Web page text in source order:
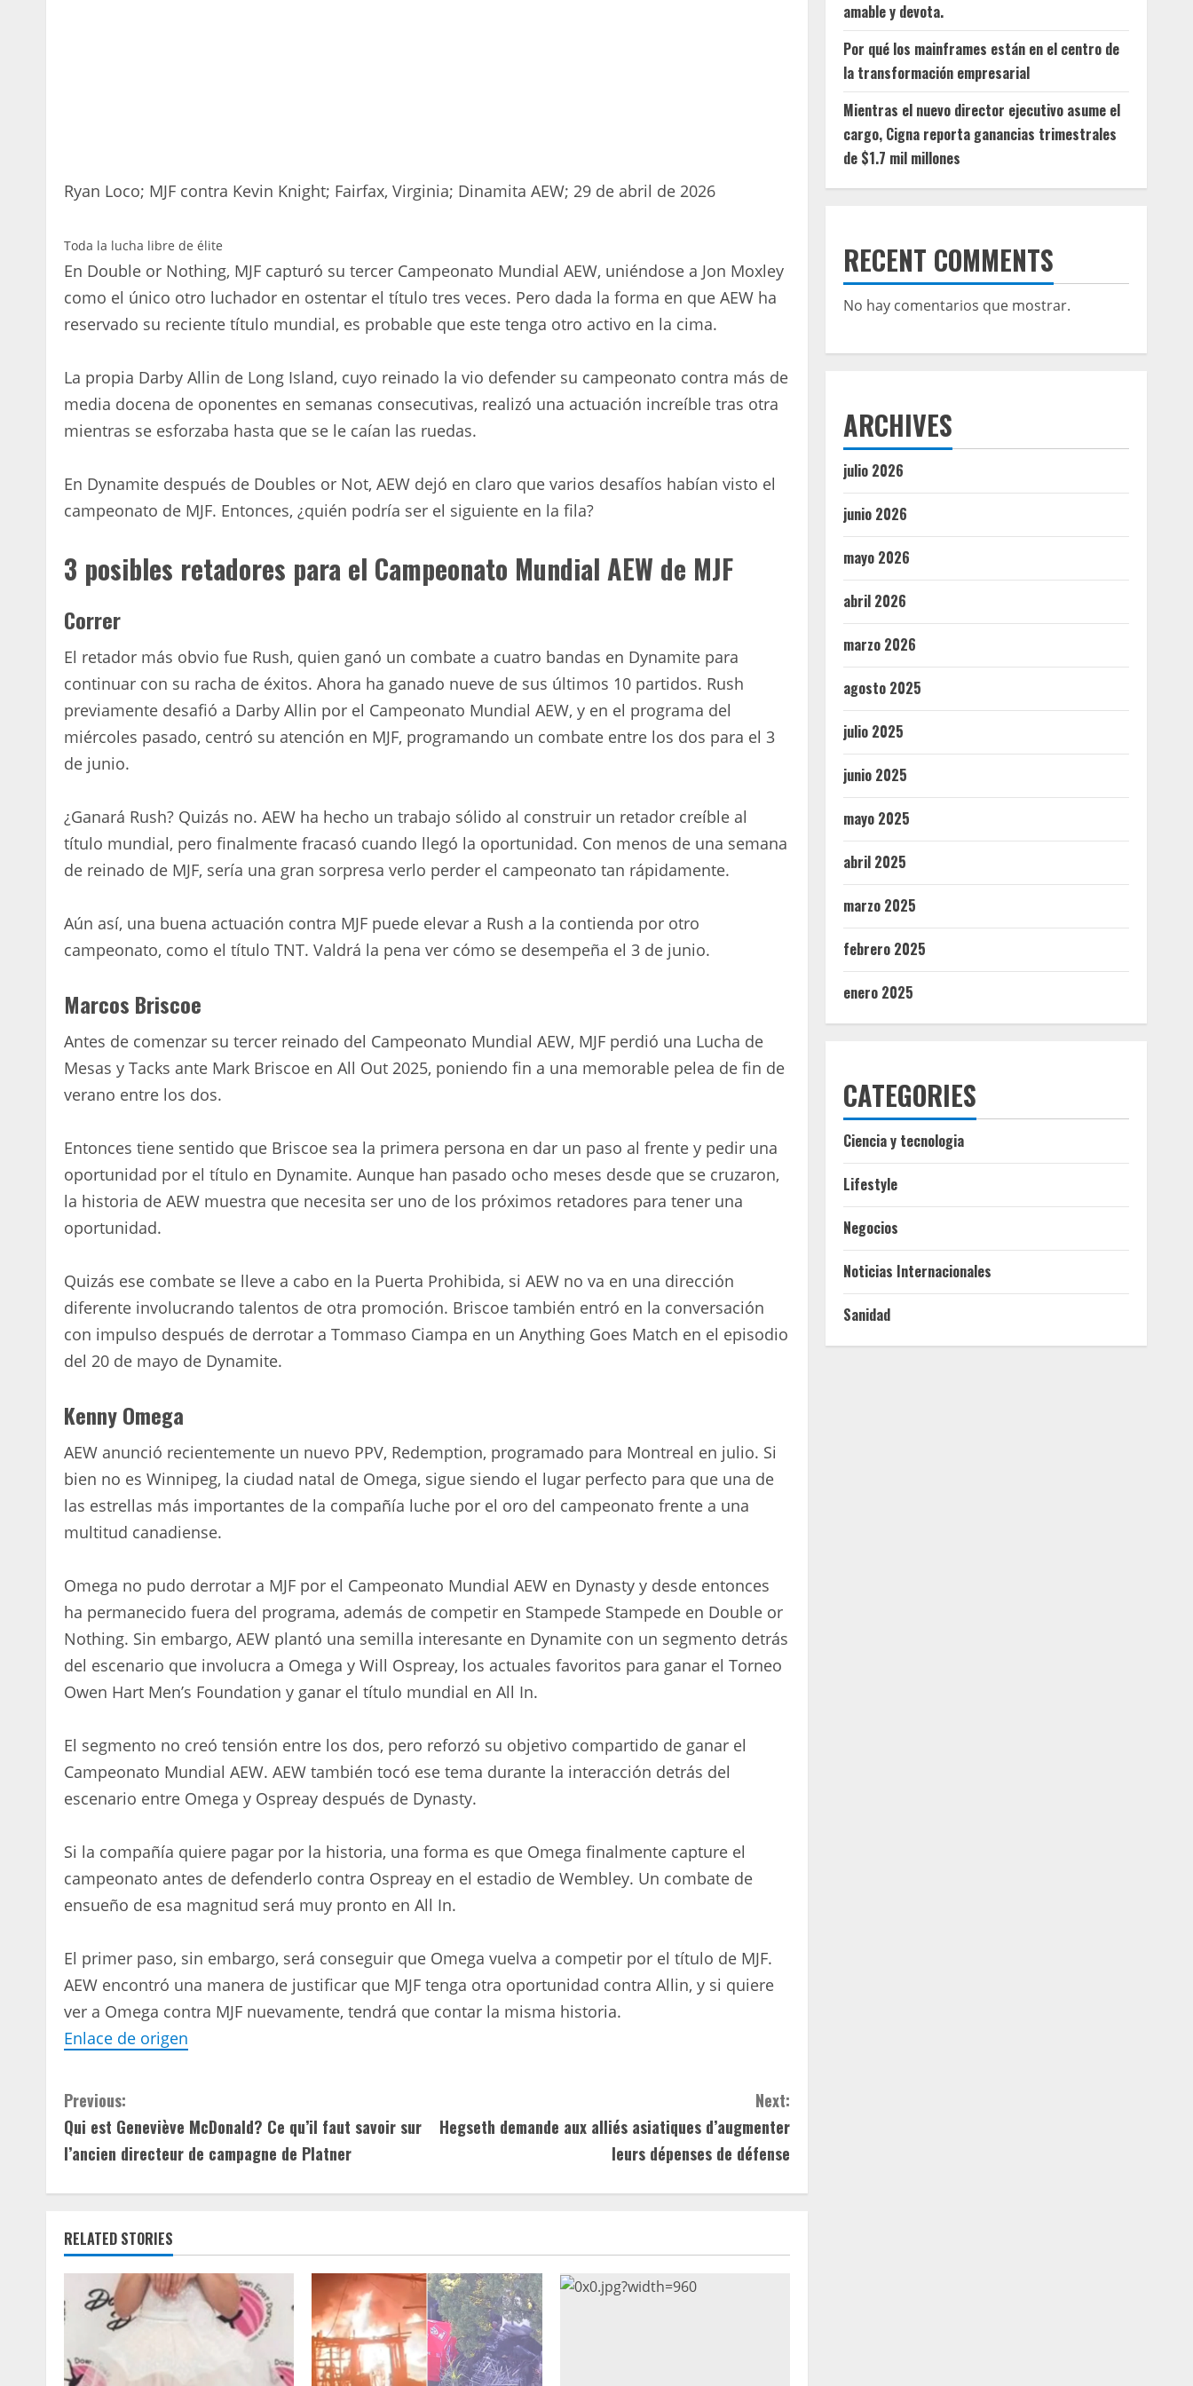
Ryan Loco; MJF contra Kevin Knight; Fairfax, Virginia; Dinamita AEW; 29 de abril de 2026
Toda la lucha libre de élite
En Double or Nothing, MJF capturó su tercer Campeonato Mundial AEW, uniéndose a Jon Moxley
como el único otro luchador en ostentar el título tres veces. Pero dada la forma en que AEW ha
reservado su reciente título mundial, es probable que este tenga otro activo en la cima.
La propia Darby Allin de Long Island, cuyo reinado la vio defender su campeonato contra más de
media docena de oponentes en semanas consecutivas, realizó una actuación increíble tras otra
mientras se esforzaba hasta que se le caían las ruedas.
En Dynamite después de Doubles or Not, AEW dejó en claro que varios desafíos habían visto el
campeonato de MJF. Entonces, ¿quién podría ser el siguiente en la fila?
3 posibles retadores para el Campeonato Mundial AEW de MJF
Correr
El retador más obvio fue Rush, quien ganó un combate a cuatro bandas en Dynamite para
continuar con su racha de éxitos. Ahora ha ganado nueve de sus últimos 10 partidos. Rush
previamente desafió a Darby Allin por el Campeonato Mundial AEW, y en el programa del
miércoles pasado, centró su atención en MJF, programando un combate entre los dos para el 3
de junio.
¿Ganará Rush? Quizás no. AEW ha hecho un trabajo sólido al construir un retador creíble al
título mundial, pero finalmente fracasó cuando llegó la oportunidad. Con menos de una semana
de reinado de MJF, sería una gran sorpresa verlo perder el campeonato tan rápidamente.
Aún así, una buena actuación contra MJF puede elevar a Rush a la contienda por otro
campeonato, como el título TNT. Valdrá la pena ver cómo se desempeña el 3 de junio.
Marcos Briscoe
Antes de comenzar su tercer reinado del Campeonato Mundial AEW, MJF perdió una Lucha de
Mesas y Tacks ante Mark Briscoe en All Out 2025, poniendo fin a una memorable pelea de fin de
verano entre los dos.
Entonces tiene sentido que Briscoe sea la primera persona en dar un paso al frente y pedir una
oportunidad por el título en Dynamite. Aunque han pasado ocho meses desde que se cruzaron,
la historia de AEW muestra que necesita ser uno de los próximos retadores para tener una
oportunidad.
Quizás ese combate se lleve a cabo en la Puerta Prohibida, si AEW no va en una dirección
diferente involucrando talentos de otra promoción. Briscoe también entró en la conversación
con impulso después de derrotar a Tommaso Ciampa en un Anything Goes Match en el episodio
del 20 de mayo de Dynamite.
Kenny Omega
AEW anunció recientemente un nuevo PPV, Redemption, programado para Montreal en julio. Si
bien no es Winnipeg, la ciudad natal de Omega, sigue siendo el lugar perfecto para que una de
las estrellas más importantes de la compañía luche por el oro del campeonato frente a una
multitud canadiense.
Omega no pudo derrotar a MJF por el Campeonato Mundial AEW en Dynasty y desde entonces
ha permanecido fuera del programa, además de competir en Stampede Stampede en Double or
Nothing. Sin embargo, AEW plantó una semilla interesante en Dynamite con un segmento detrás
del escenario que involucra a Omega y Will Ospreay, los actuales favoritos para ganar el Torneo
Owen Hart Men’s Foundation y ganar el título mundial en All In.
El segmento no creó tensión entre los dos, pero reforzó su objetivo compartido de ganar el
Campeonato Mundial AEW. AEW también tocó ese tema durante la interacción detrás del
escenario entre Omega y Ospreay después de Dynasty.
Si la compañía quiere pagar por la historia, una forma es que Omega finalmente capture el
campeonato antes de defenderlo contra Ospreay en el estadio de Wembley. Un combate de
ensueño de esa magnitud será muy pronto en All In.
El primer paso, sin embargo, será conseguir que Omega vuelva a competir por el título de MJF.
AEW encontró una manera de justificar que MJF tenga otra oportunidad contra Allin, y si quiere
ver a Omega contra MJF nuevamente, tendrá que contar la misma historia.
Enlace de origen
C
o
i
n
u
e
Previous:
Qui est Geneviève McDonald? Ce qu’il faut savoir sur
l’ancien directeur de campagne de Platner
Next:
Hegseth demande aux alliés asiatiques d’augmenter
leurs dépenses de défense
RELATED STORIES
amable y devota.
Por qué los mainframes están en el centro de
la transformación empresarial
Mientras el nuevo director ejecutivo asume el
cargo, Cigna reporta ganancias trimestrales
de $1.7 mil millones
RECENT COMMENTS
No hay comentarios que mostrar.
ARCHIVES
julio 2026
junio 2026
mayo 2026
abril 2026
marzo 2026
agosto 2025
julio 2025
junio 2025
mayo 2025
abril 2025
marzo 2025
febrero 2025
enero 2025
CATEGORIES
Ciencia y tecnologia
Lifestyle
Negocios
Noticias Internacionales
Sanidad